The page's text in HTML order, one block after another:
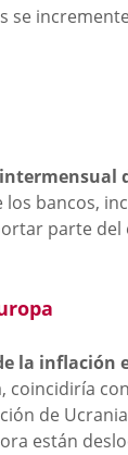
se
los bancos,
parte
la inflación
coincidiría con
de
están